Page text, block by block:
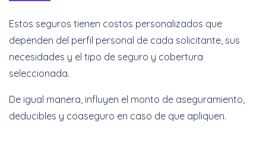
Estos seguros tienen costos personalizados que
dependen del perfil personal de cada solicitante, sus
necesidades y el tipo de seguro y cobertura
seleccionada.
De igual manera, influyen el monto de aseguramiento,
deducibles y coaseguro en caso de que apliquen.